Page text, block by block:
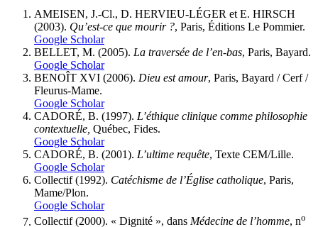
AMEISEN, J.-Cl., D. HERVIEU-LÉGER et E. HIRSCH
(2003). Qu’est-ce que mourir ?, Paris, Éditions Le Pommier.
Google Scholar
BELLET, M. (2005). La traversée de l’en-bas, Paris, Bayard.
Google Scholar
BENOÎT XVI (2006). Dieu est amour, Paris, Bayard / Cerf /
Fleurus-Mame.
Google Scholar
CADORÉ, B. (1997). L’éthique clinique comme philosophie
contextuelle, Québec, Fides.
Google Scholar
CADORÉ, B. (2001). L’ultime requête, Texte CEM/Lille.
Google Scholar
Collectif(1992). Catéchisme de l’Église catholique, Paris,
Mame/Plon.
Google Scholar
Collectif(2000). « Dignité », dans Médecine de l’homme, no